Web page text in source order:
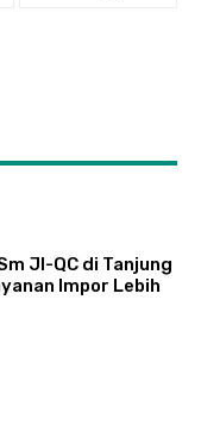
JI-QC di Tanjung
Impor Lebih